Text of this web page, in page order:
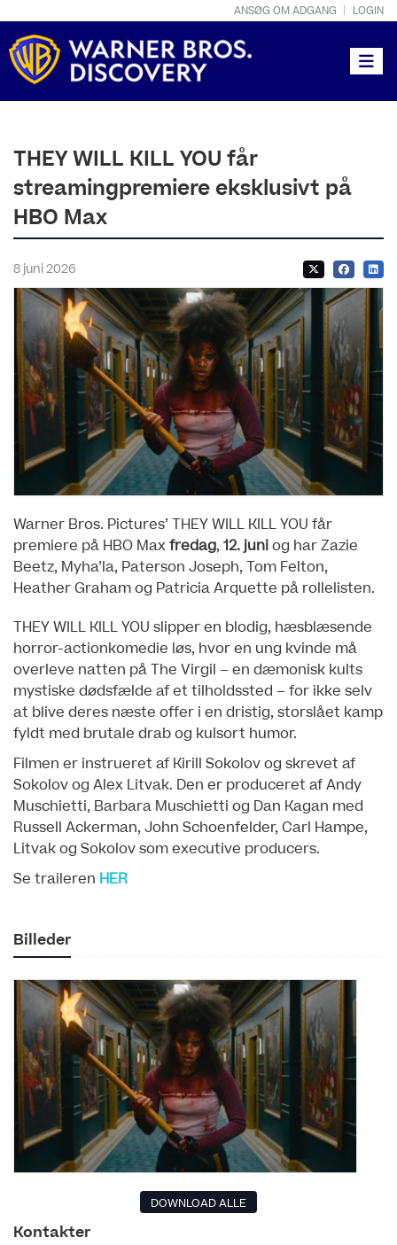
ANSØG OM ADGANG LOGIN
THEY WILL KILL YOU får
streamingpremiere eksklusivt på
HBO Max
8 juni 2026
Warner Bros. Pictures’ THEY WILL KILL YOU får
premiere på HBO Maxfredag,12. juniog har Zazie
Beetz, Myha’la, Paterson Joseph, Tom Felton,
Heather Graham og Patricia Arquette på rollelisten.
THEY WILL KILL YOU slipper en blodig, hæsblæsende
horror-actionkomedie løs, hvor en ung kvinde må
overleve natten på The Virgil – en dæmonisk kults
mystiske dødsfælde af et tilholdssted – for ikke selv
at blive deres næste offer i en dristig, storslået kamp
fyldt med brutale drab og kulsort humor.
Filmen er instrueret af Kirill Sokolov og skrevet af
Sokolov og Alex Litvak. Den er produceret af Andy
Muschietti, Barbara Muschietti og Dan Kagan med
Russell Ackerman, John Schoenfelder, Carl Hampe,
Litvak og Sokolov som executive producers.
Se traileren HER
Billeder
DOWNLOAD ALLE
Kontakter